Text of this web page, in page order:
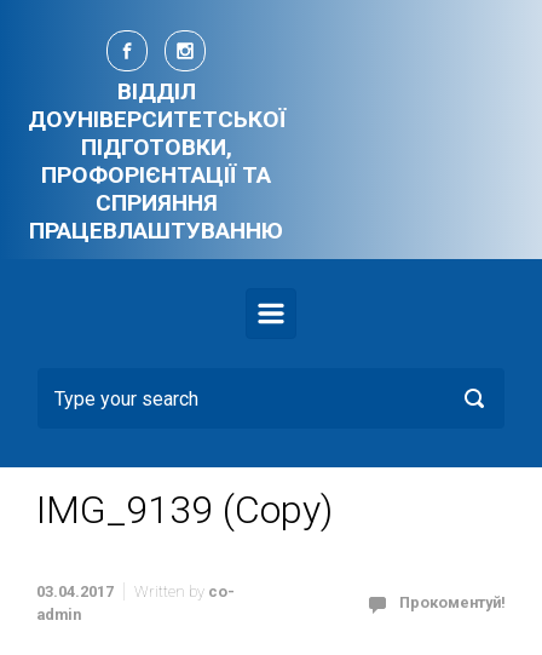
Skip to main content
ВІДДІЛ
ДОУНІВЕРСИТЕТСЬКОЇ
ПІДГОТОВКИ,
ПРОФОРІЄНТАЦІЇ ТА
СПРИЯННЯ
ПРАЦЕВЛАШТУВАННЮ
IMG_9139 (Copy)
03.04.2017 Written by co-
admin
Прокоментуй!